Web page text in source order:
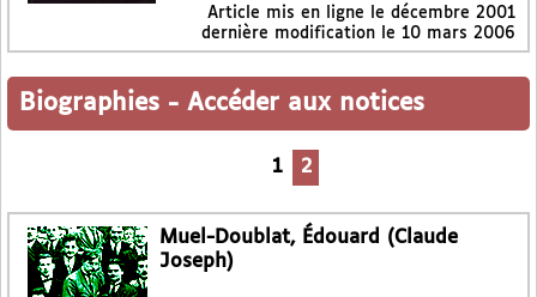
Article mis en ligne le décembre 2001
dernière modification le 10 mars 2006
Biographies - Accéder aux notices
1 2
Muel-Doublat, Édouard (Claude
Joseph)